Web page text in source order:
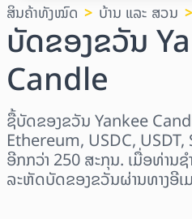
ສິນຄ້າທັງໝົດ ບ້ານ ແລະ ສວນ
ບັດຂອງຂວັນ
Candle
ຊື້ບັດຂອງຂວັນ Yankee
Ethereum, USDC,
ອີກກວ່າ 250 ສະກຸນ. ເມື່ອທ່ານຊ
ລະຫັດບັດຂອງຂວັນຜ່ານທາງອີ